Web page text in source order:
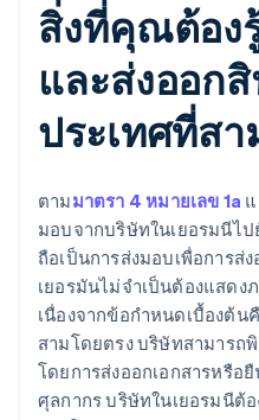
สิ่งที่คุณต้อง
และส่งออก
ประเทศที่สา
ตามมาตรา 4 หมายเลข 1a
มอบจากบริษัทในเยอรมนีไ
ถือเป็นการส่งมอบเพื่อการส่
เยอรมันไม่จำเป็นต้องแสด
เนื่องจากข้อกำหนดเบื้องต้น
สามโดยตรง บริษัทสามารถ
โดยการส่งออกเอกสารหรื
ศุลกากร บริษัทในเยอรมนีต้